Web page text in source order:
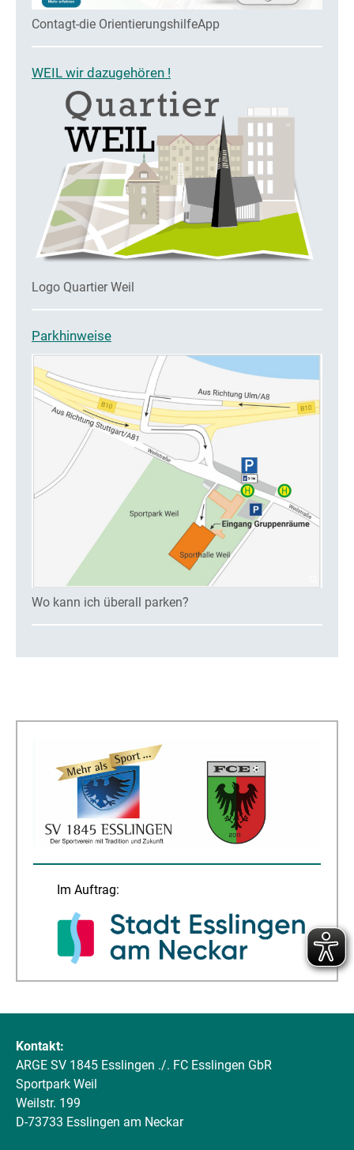
Contagt-die OrientierungshilfeApp
WEIL wir dazugehören !
Logo Quartier Weil
Parkhinweise
Wo kann ich überall parken?
Im Auftrag:
Kontakt:
ARGE SV 1845 Esslingen ./. FC Esslingen GbR
Sportpark Weil
Weilstr. 199
D-73733 Esslingen am Neckar